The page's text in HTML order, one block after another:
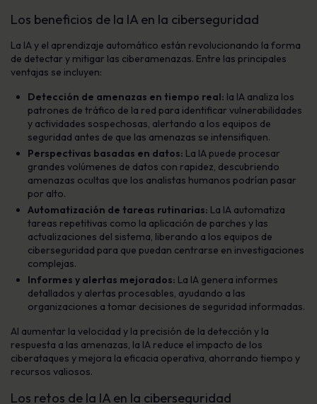
Los beneficios de la IA en la ciberseguridad
La IA y el aprendizaje automático están revolucionando la forma
de detectar y mitigar las ciberamenazas. Entre las principales
ventajas se incluyen:
Detección de amenazas en tiempo real: la IA analiza los
patrones de tráfico de la red para identificar vulnerabilidades
y actividades sospechosas, alertando a los equipos de
seguridad antes de que las amenazas se intensifiquen.
Perspectivas basadas en datos: La IA puede procesar
grandes volúmenes de datos con rapidez, descubriendo
amenazas ocultas que los analistas humanos podrían pasar
por alto.
Automatización de tareas rutinarias: La IA automatiza
tareas repetitivas como la aplicación de parches y las
actualizaciones del sistema, liberando a los equipos de
ciberseguridad para que puedan centrarse en investigaciones
complejas.
Informes y alertas mejorados: La IA genera informes
detallados y alertas procesables, ayudando a las
organizaciones a tomar decisiones de seguridad informadas.
Al aumentar la velocidad y la precisión de la detección y la
respuesta a las amenazas, la IA reduce el impacto de los
ciberataques y mejora la eficacia operativa, ahorrando tiempo y
recursos valiosos.
Los retos de la IA en la ciberseguridad